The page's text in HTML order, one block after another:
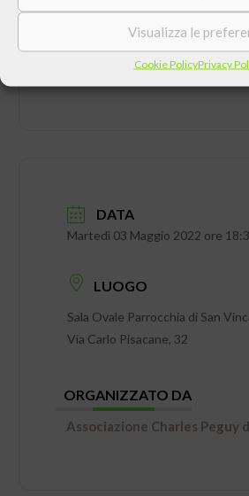
Visualizza le
Cookie PolicyPrivacy
DATA
Martedì 03 Maggio 2022 ore
LUOGO
Sala Ovale Parrocchia di San
Via Carlo Pisacane, 32
ORGANIZZATO DA
Associazione Charles Peguy